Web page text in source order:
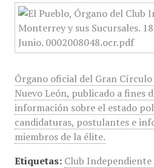
Órgano oficial del Gran
Nuevo León, publicado a fines
información sobre el estado
candidaturas, postulantes e
miembros de la élite.
Etiquetas: Club Independiente